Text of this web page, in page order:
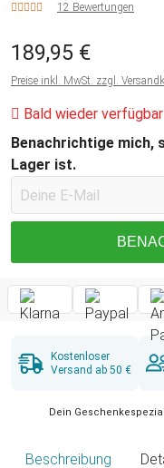
12 Bewertungen
189,95 €
Preise inkl. MwSt. zzgl.
Bald wieder verfügbar
Benachrichtige mich,
Lager ist.
Kostenloser
Versand ab 50 €
Dein
Beschreibung